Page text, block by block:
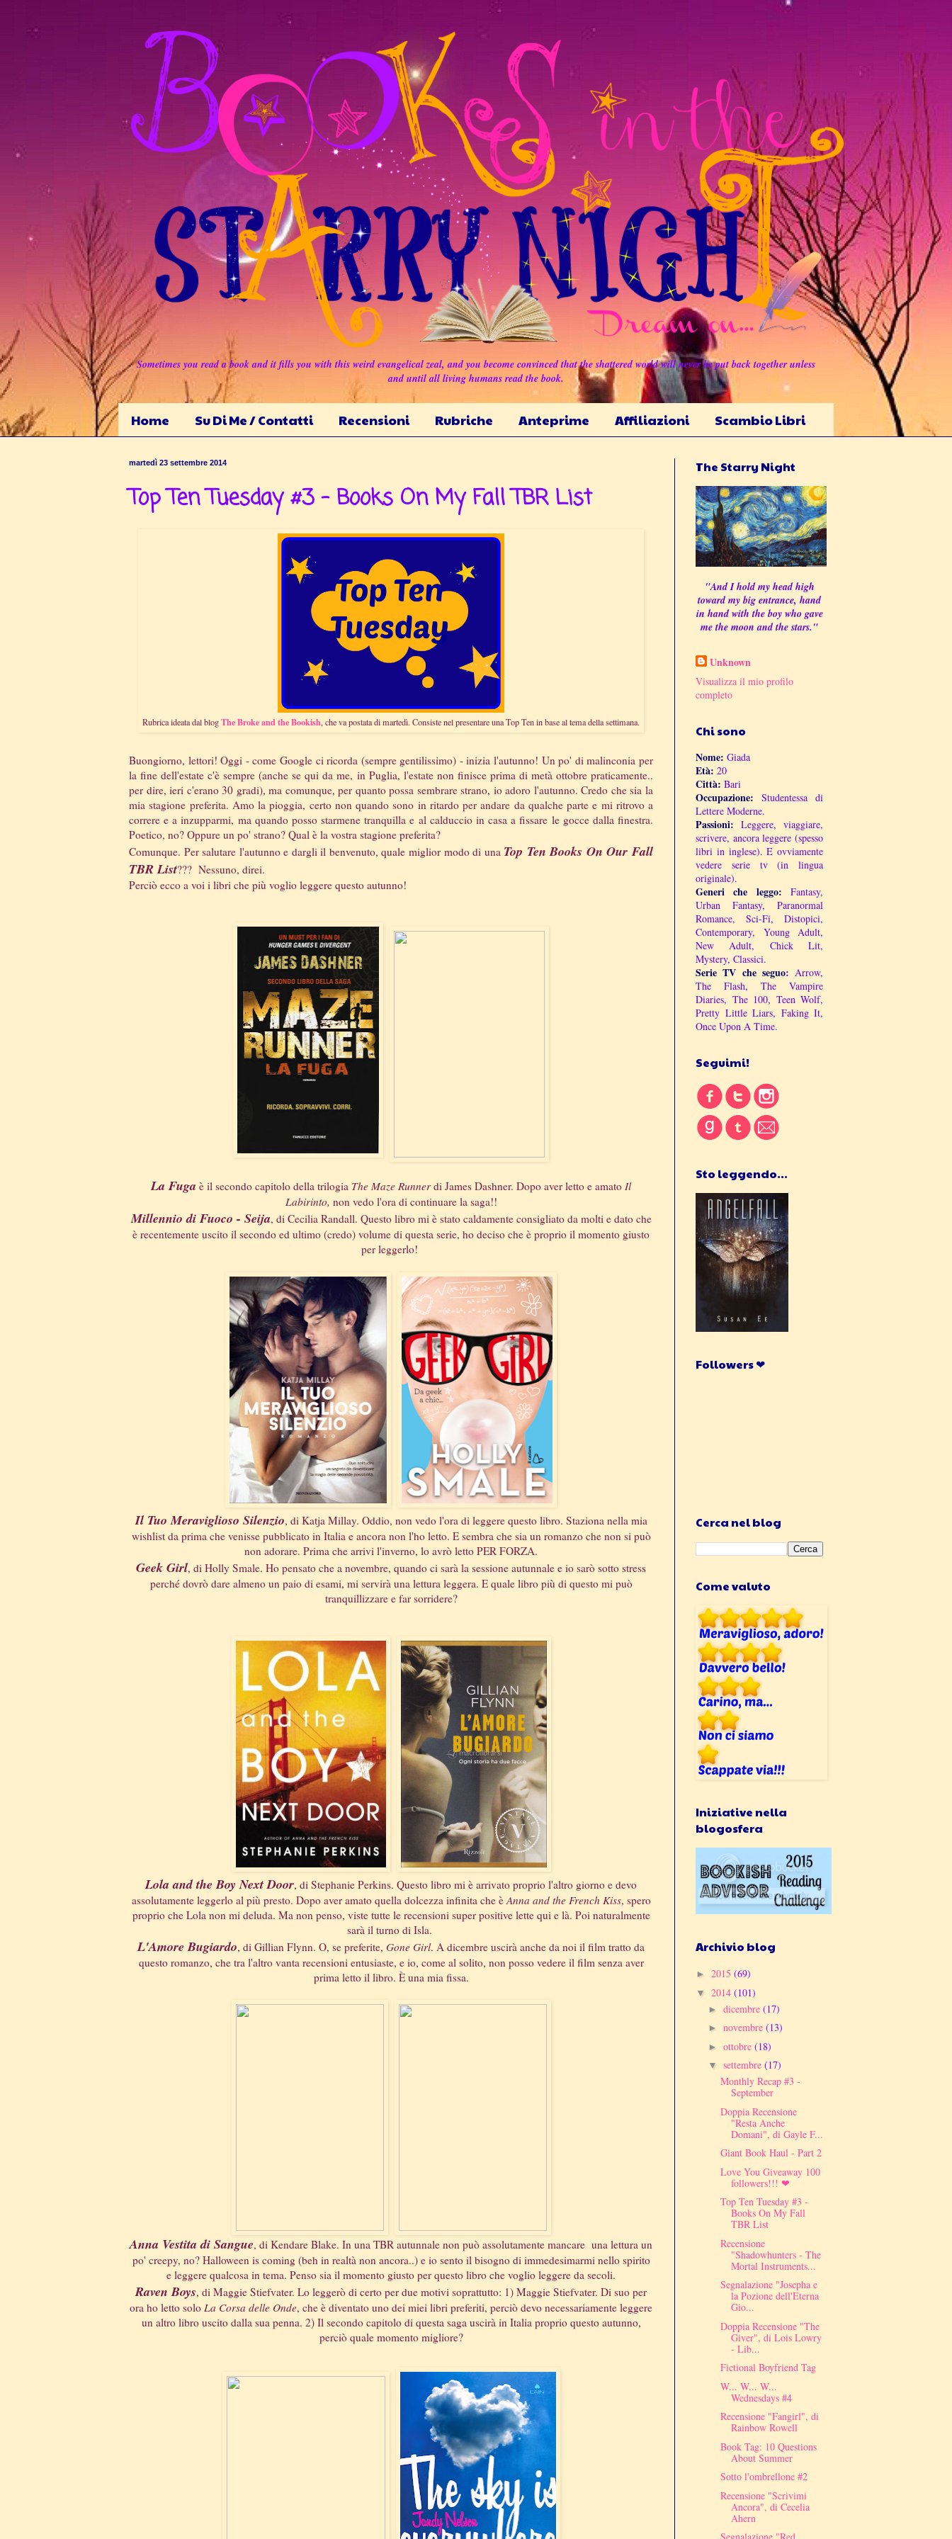
Sometimes you read a book and it fills you with this weird evangelical zeal, and you become convinced that the shattered world will never be put back together unless
and until all living humans read the book.
Home Su Di Me / Contatti Recensioni Rubriche Anteprime Affiliazioni Scambio Libri
martedì 23 settembre 2014
Top Ten Tuesday #3 - Books On My Fall TBR List
Rubrica ideata dal blogThe Broke and the Bookish, che va postata di martedì. Consiste nel presentare una Top Ten in base al tema della settimana.
Buongiorno, lettori! Oggi - come Google ci ricorda (sempre gentilissimo) - inizia l'autunno! Un po' di malinconia per
la fine dell'estate c'è sempre (anche se qui da me, in Puglia, l'estate non finisce prima di metà ottobre praticamente..
per dire, ieri c'erano 30 gradi), ma comunque, per quanto possa sembrare strano, io adoro l'autunno. Credo che sia la
mia stagione preferita. Amo la pioggia, certo non quando sono in ritardo per andare da qualche parte e mi ritrovo a
correre e a inzupparmi, ma quando posso starmene tranquilla e al calduccio in casa a fissare le gocce dalla finestra.
Poetico, no? Oppure un po' strano? Qual è la vostra stagione preferita?
Comunque. Per salutare l'autunno e dargli il benvenuto, quale miglior modo di una Top Ten Books On Our Fall
TBR List??? Nessuno, direi.
Perciò ecco a voi i libri che più voglio leggere questo autunno!
La Fuga è il secondo capitolo della trilogia The Maze Runnerdi James Dashner. Dopo aver letto e amato Il
Labirinto, non vedo l'ora di continuare la saga!!
Millennio di Fuoco - Seija, di Cecilia Randall. Questo libro mi è stato caldamente consigliato da molti e dato che
è recentemente uscito il secondo ed ultimo (credo) volume di questa serie, ho deciso che è proprio il momento giusto
per leggerlo!
Il Tuo Meraviglioso Silenzio, di Katja Millay. Oddio, non vedo l'ora di leggere questo libro. Staziona nella mia
wishlist da prima che venisse pubblicato in Italia e ancora non l'ho letto. E sembra che sia un romanzo che non si può
non adorare. Prima che arrivi l'inverno, lo avrò letto PER FORZA.
Geek Girl, di Holly Smale. Ho pensato che a novembre, quando ci sarà la sessione autunnale e io sarò sotto stress
perché dovrò dare almeno un paio di esami, mi servirà una lettura leggera. E quale libro più di questo mi può
tranquillizzare e far sorridere?
Lola and the Boy Next Door, di Stephanie Perkins. Questo libro mi è arrivato proprio l'altro giorno e devo
assolutamente leggerlo al più presto. Dopo aver amato quella dolcezza infinita che è Anna and the French Kiss, spero
proprio che Lola non mi deluda. Ma non penso, viste tutte le recensioni super positive lette qui e là. Poi naturalmente
sarà il turno di Isla.
L'Amore Bugiardo, di Gillian Flynn. O, se preferite, Gone Girl. A dicembre uscirà anche da noi il film tratto da
questo romanzo, che tra l'altro vanta recensioni entusiaste, e io, come al solito, non posso vedere il film senza aver
prima letto il libro. È una mia fissa.
Anna Vestita di Sangue, di Kendare Blake. In una TBR autunnale non può assolutamente mancare una lettura un
po' creepy, no? Halloween is coming (beh in realtà non ancora..) e io sento il bisogno di immedesimarmi nello spirito
e leggere qualcosa in tema. Penso sia il momento giusto per questo libro che voglio leggere da secoli.
Raven Boys, di Maggie Stiefvater. Lo leggerò di certo per due motivi soprattutto: 1) Maggie Stiefvater. Di suo per
ora ho letto solo La Corsa delle Onde, che è diventato uno dei miei libri preferiti, perciò devo necessariamente leggere
un altro libro uscito dalla sua penna. 2) Il secondo capitolo di questa saga uscirà in Italia proprio questo autunno,
perciò quale momento migliore?
The Starry Night
"And I hold my head high
toward my big entrance, hand
in hand with the boy who gave
me the moon and the stars."
Unknown
Visualizza il mio profilo
completo
Chi sono
Nome: Giada
Età: 20
Città: Bari
Occupazione:
Studentessa di
Lettere Moderne.
Passioni: Leggere, viaggiare,
scrivere, ancora leggere (spesso
libri in inglese). E ovviamente
vedere serie tv (in lingua
originale).
Generi che leggo:
Fantasy,
Urban Fantasy, Paranormal
Romance, Sci-Fi, Distopici,
Contemporary, Young Adult,
New Adult, Chick Lit,
Mystery, Classici.
Serie TV che seguo: Arrow,
The Flash, The Vampire
Diaries, The 100, Teen Wolf,
Pretty Little Liars, Faking It,
Once Upon A Time.
Seguimi!
Sto leggendo...
Followers ❤
Cerca nel blog
Come valuto
Iniziative nella
blogosfera
Archivio blog
► 2015 (69)
▼ 2014 (101)
► dicembre (17)
► novembre (13)
► ottobre (18)
▼ settembre (17)
Monthly Recap #3 -
September
Doppia Recensione
"Resta Anche
Domani", di Gayle F...
Giant Book Haul - Part 2
Love You Giveaway 100
followers!!! ❤
Top Ten Tuesday #3 -
Books On My Fall
TBR List
Recensione
"Shadowhunters - The
Mortal Instruments...
Segnalazione "Josepha e
la Pozione dell'Eterna
Gio...
Doppia Recensione "The
Giver", di Lois Lowry
- Lib...
Fictional Boyfriend Tag
W... W... W...
Wednesdays #4
Recensione "Fangirl", di
Rainbow Rowell
Book Tag: 10 Questions
About Summer
Sotto l'ombrellone #2
Recensione "Scrivimi
Ancora", di Cecelia
Ahern